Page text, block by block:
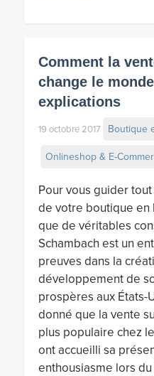
Comment la
change le
explications
19 octobre 2017 Boutique
Onlineshop & E-
Pour vous guider
de votre boutique en
que de véritables
Schambach est un
preuves dans la
développement de
prospères aux États-
donné que la vente
plus populaire chez
ont accueilli sa
enthousiasme lors